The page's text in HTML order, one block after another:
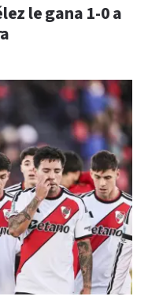
le gana 1-0 a